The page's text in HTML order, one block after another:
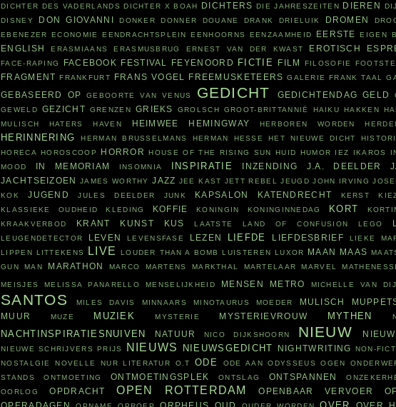
DICHTER DES VADERLANDS DICHTER X BOAH DICHTERS DIE JAHRESZEITEN DIEREN
DISNEY
DON GIOVANNI DONKER DONNER DOUANE DRANK DRIELUIK DROMEN
EBENEZER
ECONOMIE EENDRACHTSPLEIN EENHOORNS EENZAAMHEID EERSTE EIGEN
ENGLISH ERASMIAANS ERASMUSBRUG ERNEST VAN DER KWAST EROTISCH
FACE-RAPING FACEBOOK FESTIVAL FEYENOORD FICTIE FILM FILOSOFIE
FRAGMENT FRANKFURT FRANS VOGEL FREEMUSKETEERS GALERIE FRANK TAAL
GEBASEERD OP GEBOORTE VAN VENUS GEDICHT GEDICHTENDAG GELD
GEWELD
GEZICHT GRENZEN GRIEKS GROLSCH GROOT-BRITTANNIË HAIKU HAKKEN
MULISCH
HATERS HAVEN HEIMWEE HEMINGWAY HERBOREN WORDEN
HERINNERING HERMAN BRUSSELMANS HERMAN HESSE HET NIEUWE DICHT
HORECA
HOROSCOOP HORROR HOUSE OF THE RISING SUN HUID HUMOR IEZ IKAROS
MOOD
IN MEMORIAM INSOMNIA INSPIRATIE INZENDING J.A. DEELDER
JACHTSEIZOEN
JAMES WORTHY JAZZ JEE KAST JETT REBEL JEUGD JOHN IRVING
KOK
JUGEND JULES DEELDER JUNK KAPSALON KATENDRECHT KERST
KLASSIEKE OUDHEID
KLEDING KOFFIE KONINGIN KONINGINNEDAG KORT
KRAAKVERBOD
KRANT KUNST KUS LAATSTE LAND OF CONFUSION LEGO
LEUGENDETECTOR LEVEN LEVENSFASE LEZEN LIEFDE LIEFDESBRIEF
LIEKE
LIPPEN
LITTEKENS LIVE LOUDER THAN A BOMB LUISTEREN LUXOR MAAN MAAS
GUN
MAN MARATHON MARCO MARTENS MARKTHAL MARTELAAR MARVEL
MEISJES MELISSA PANARELLO MENSELIJKHEID MENSEN METRO MICHELLE VAN
SANTOS MILES DAVIS MINNAARS MINOTAURUS MOEDER MULISCH
MUUR
MUZE MUZIEK MYSTERIE MYSTERIEVROUW MYTHEN
NACHTINSPIRATIESNUIVEN NATUUR NICO DIJKSHOORN NIEUW
NIEUWE SCHRIJVERS PRIJS NIEUWS NIEUWSGEDICHT NIGHTWRITING
NON-
NOSTALGIE
NOVELLE NUR LITERATUR O.T ODE ODE AAN ODYSSEUS OGEN
STANDS
ONTMOETING ONTMOETINGSPLEK ONTSLAG ONTSPANNEN
OORLOG
OPDRACHT OPEN ROTTERDAM OPENBAAR VERVOER